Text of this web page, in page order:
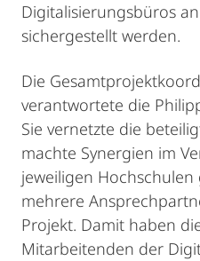
Digitalisierungsbüros
sichergestellt werden.
Die
verantwortete die
Sie vernetzte die
machte Synergien im
jeweiligen
mehrere
Projekt. Damit haben
Mitarbeitenden der